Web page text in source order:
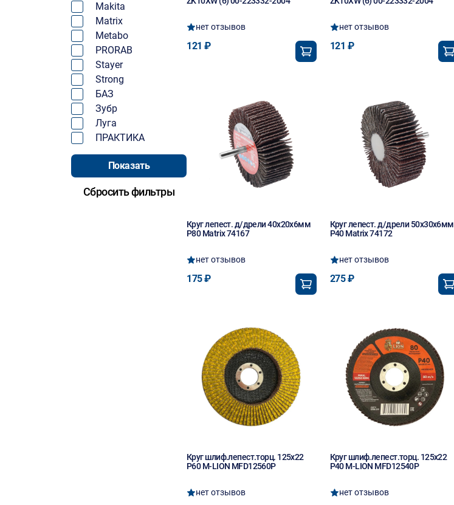
Makita
Matrix
Metabo
PRORAB
Stayer
Strong
БАЗ
Зубр
Луга
ПРАКТИКА
нет отзывов
121 ₽
нет отзывов
121 ₽
Круг лепест. д/дрели 40х20х6мм
P80 Matrix 74167
нет отзывов
175 ₽
Круг лепест. д/дрели 50х30х6мм
P40 Matrix 74172
нет отзывов
275 ₽
Круг шлиф.лепест.торц. 125х22
P60 M-LION MFD12560P
нет отзывов
Круг шлиф.лепест.торц. 125х22
P40 M-LION MFD12540P
нет отзывов